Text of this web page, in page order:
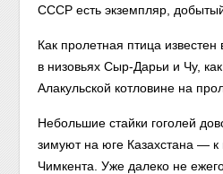
СССР есть экземпляр,
Как пролетная птица
в низовьях Сыр-Дарьи и Чу,
Алакульской котловине на
Небольшие стайки гоголей
зимуют на юге Казахстана — к
Чимкента. Уже далеко не